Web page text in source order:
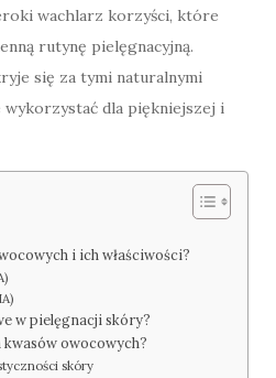
wachlarz korzyści, które
rutynę pielęgnacyjną.
się za tymi naturalnymi
wykorzystać dla piękniejszej i
i ich właściwości?
w pielęgnacji skóry?
owocowych?
skóry